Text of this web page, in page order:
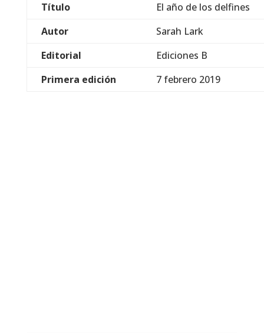
Título
El año de los delfines
Autor
Sarah Lark
Editorial
Ediciones B
Primera edición
7 febrero 2019